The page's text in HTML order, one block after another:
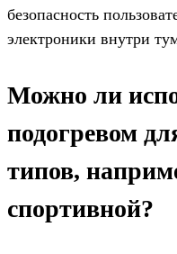
безопасность
электроники внутри
Можно ли
подогревом
типов,
спортивной?